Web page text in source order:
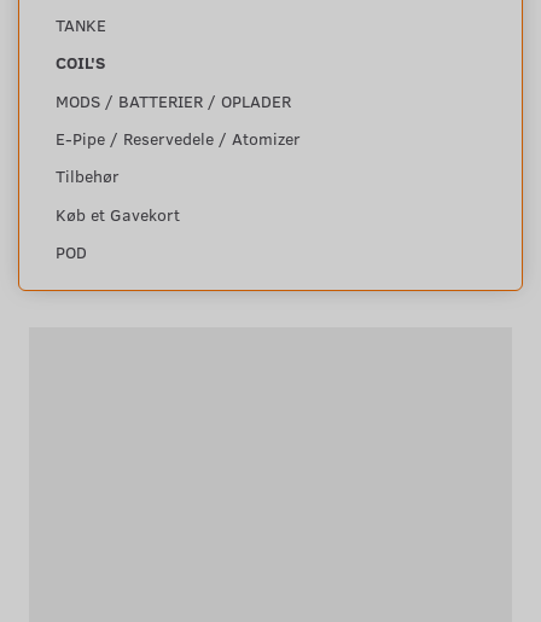
TANKE
COIL'S
MODS / BATTERIER / OPLADER
E-Pipe / Reservedele / Atomizer
Tilbehør
Køb et Gavekort
POD